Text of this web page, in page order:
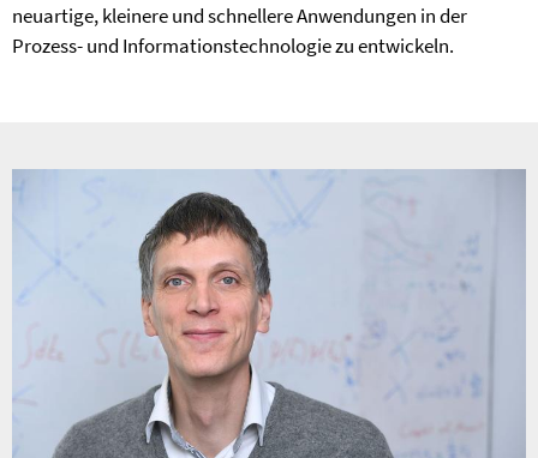
neuartige, kleinere und schnellere Anwendungen in der
Prozess- und Informationstechnologie zu entwickeln.